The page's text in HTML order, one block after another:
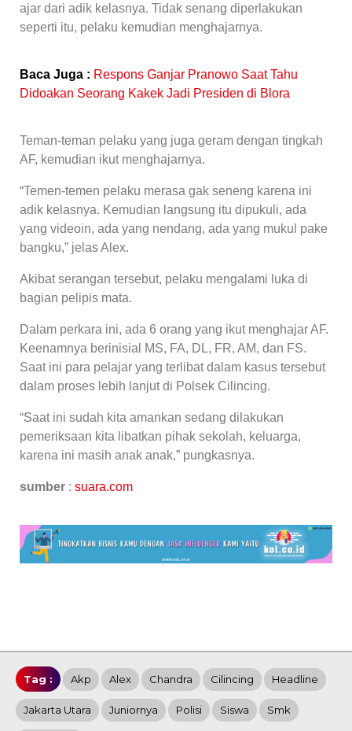
ajar dari adik kelasnya. Tidak senang diperlakukan
seperti itu, pelaku kemudian menghajarnya.
Baca Juga : Respons Ganjar Pranowo Saat Tahu
Didoakan Seorang Kakek Jadi Presiden di Blora
Teman-teman pelaku yang juga geram dengan tingkah
AF, kemudian ikut menghajarnya.
“Temen-temen pelaku merasa gak seneng karena ini
adik kelasnya. Kemudian langsung itu dipukuli, ada
yang videoin, ada yang nendang, ada yang mukul pake
bangku,” jelas Alex.
Akibat serangan tersebut, pelaku mengalami luka di
bagian pelipis mata.
Dalam perkara ini, ada 6 orang yang ikut menghajar AF.
Keenamnya berinisial MS, FA, DL, FR, AM, dan FS.
Saat ini para pelajar yang terlibat dalam kasus tersebut
dalam proses lebih lanjut di Polsek Cilincing.
“Saat ini sudah kita amankan sedang dilakukan
pemeriksaan kita libatkan pihak sekolah, keluarga,
karena ini masih anak anak,” pungkasnya.
sumber : suara.com
Tag : Akp Alex Chandra Cilincing Headline
Jakarta Utara Juniornya Polisi Siswa Smk